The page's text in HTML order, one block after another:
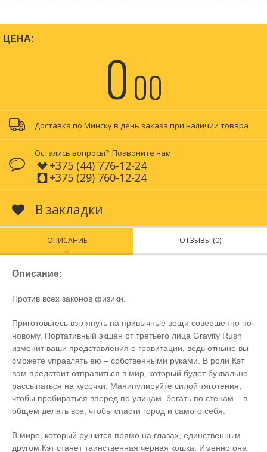
ЦЕНА:
000
Доставка по Минску в день заказа при наличии товара
Остались вопросы? Позвоните нам:
+375 (44) 776-12-24
+375 (29) 760-12-24
В закладки
ОПИСАНИЕ ОТЗЫВЫ (0)
Описание:
Против всех законов физики.
Приготовьтесь взглянуть на привычные вещи совершенно по-
новому. Портативный экшен от третьего лица Gravity Rush
изменит ваши представления о гравитации, ведь отныне вы
сможете управлять ею – собственными руками. В роли Кэт
вам предстоит отправиться в мир, который будет буквально
рассыпаться на кусочки. Манипулируйте силой тяготения,
чтобы пробираться вперед по улицам, бегать по стенам – в
общем делать все, чтобы спасти город и самого себя.
В мире, который рушится прямо на глазах, единственным
другом Кэт станет таинственная черная кошка. Именно она